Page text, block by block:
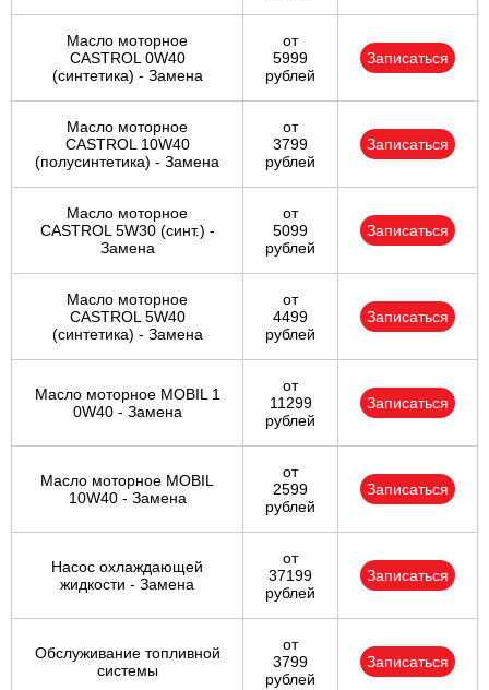
Масло моторное
CASTROL 0W40
(синтетика) - Замена
от
5999
рублей
Записаться
Масло моторное
CASTROL 10W40
(полусинтетика) - Замена
от
3799
рублей
Записаться
Масло моторное
CASTROL 5W30 (синт.) -
Замена
от
5099
рублей
Записаться
Масло моторное
CASTROL 5W40
(синтетика) - Замена
от
4499
рублей
Записаться
Масло моторное MOBIL 1
0W40 - Замена
от
11299
рублей
Записаться
Масло моторное MOBIL
10W40 - Замена
от
2599
рублей
Записаться
Насос охлаждающей
жидкости - Замена
от
37199
рублей
Записаться
Обслуживание топливной
системы
от
3799
рублей
Записаться